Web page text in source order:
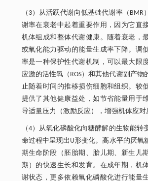
（3）从活跃代谢向低基础代谢率（BMR
谢率在衰老中起着重要作用，因为它直
机体组成和整体代谢健康。随着衰老，
或氧化能力驱动的能量生成率下降。调
率是一种保护性代谢机制，可以最大限
应激的活性氧（ROS）和其他代谢副产物
止随着时间的推移损伤细胞和组织。较
提供了其他健康益处，如节省能量用于
导适量压力（激励反应），增强机体应对
（4）从氧化磷酸化向糖酵解的生物能转
命过程中呈现出U形变化。高水平的厌氧
期生命阶段（胚胎期、胎儿期、新生儿
期）的快速生长和发育。在成年期，机
谢状态，更多依赖氧化磷酸化进行能量